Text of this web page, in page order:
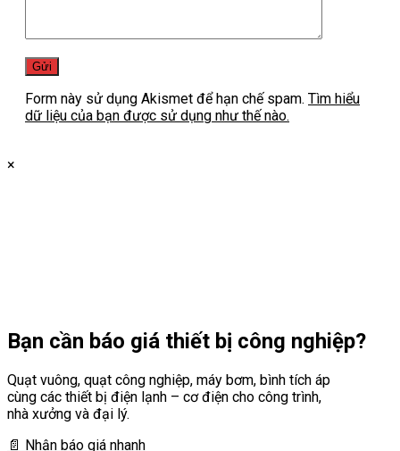
Form này sử dụng Akismet để hạn chế spam. Tìm hiểu
dữ liệu của bạn được sử dụng như thế nào.
×
Bạn cần báo giá thiết bị công nghiệp?
Quạt vuông, quạt công nghiệp, máy bơm, bình tích áp
cùng các thiết bị điện lạnh – cơ điện cho công trình,
nhà xưởng và đại lý.
📄 Nhận báo giá nhanh